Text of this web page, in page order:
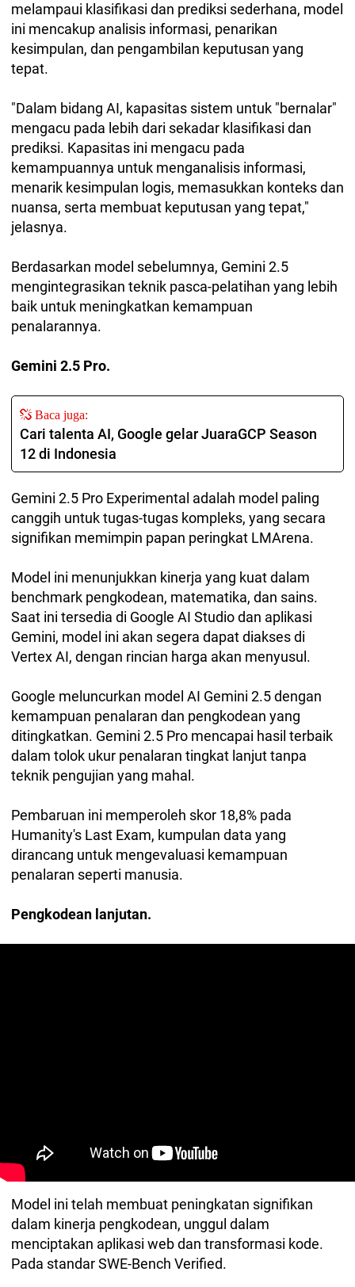
melampaui klasifikasi dan prediksi sederhana, model
ini mencakup analisis informasi, penarikan
kesimpulan, dan pengambilan keputusan yang
tepat.
"Dalam bidang AI, kapasitas sistem untuk "bernalar"
mengacu pada lebih dari sekadar klasifikasi dan
prediksi. Kapasitas ini mengacu pada
kemampuannya untuk menganalisis informasi,
menarik kesimpulan logis, memasukkan konteks dan
nuansa, serta membuat keputusan yang tepat,"
jelasnya.
Berdasarkan model sebelumnya, Gemini 2.5
mengintegrasikan teknik pasca-pelatihan yang lebih
baik untuk meningkatkan kemampuan
penalarannya.
Gemini 2.5 Pro.
Baca juga:
Cari talenta AI, Google gelar JuaraGCP Season
12 di Indonesia
Gemini 2.5 Pro Experimental adalah model paling
canggih untuk tugas-tugas kompleks, yang secara
signifikan memimpin papan peringkat LMArena.
Model ini menunjukkan kinerja yang kuat dalam
benchmark pengkodean, matematika, dan sains.
Saat ini tersedia di Google AI Studio dan aplikasi
Gemini, model ini akan segera dapat diakses di
Vertex AI, dengan rincian harga akan menyusul.
Google meluncurkan model AI Gemini 2.5 dengan
kemampuan penalaran dan pengkodean yang
ditingkatkan. Gemini 2.5 Pro mencapai hasil terbaik
dalam tolok ukur penalaran tingkat lanjut tanpa
teknik pengujian yang mahal.
Pembaruan ini memperoleh skor 18,8% pada
Humanity's Last Exam, kumpulan data yang
dirancang untuk mengevaluasi kemampuan
penalaran seperti manusia.
Pengkodean lanjutan.
Model ini telah membuat peningkatan signifikan
dalam kinerja pengkodean, unggul dalam
menciptakan aplikasi web dan transformasi kode.
Pada standar SWE-Bench Verified.